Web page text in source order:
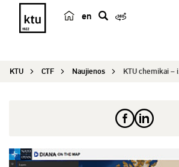
en
e
KTU CTF Naujienos KTU chemikai – išskirtiniame NATO tinkle